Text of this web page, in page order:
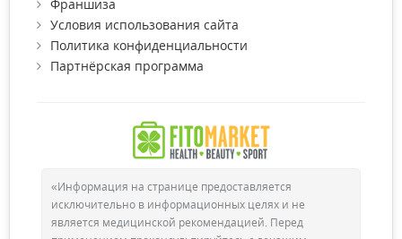
Франшиза
Условия использования сайта
Политика конфиденциальности
Партнёрская программа
«Информация на странице предоставляется
исключительно в информационных целях и не
является медицинской рекомендацией. Перед